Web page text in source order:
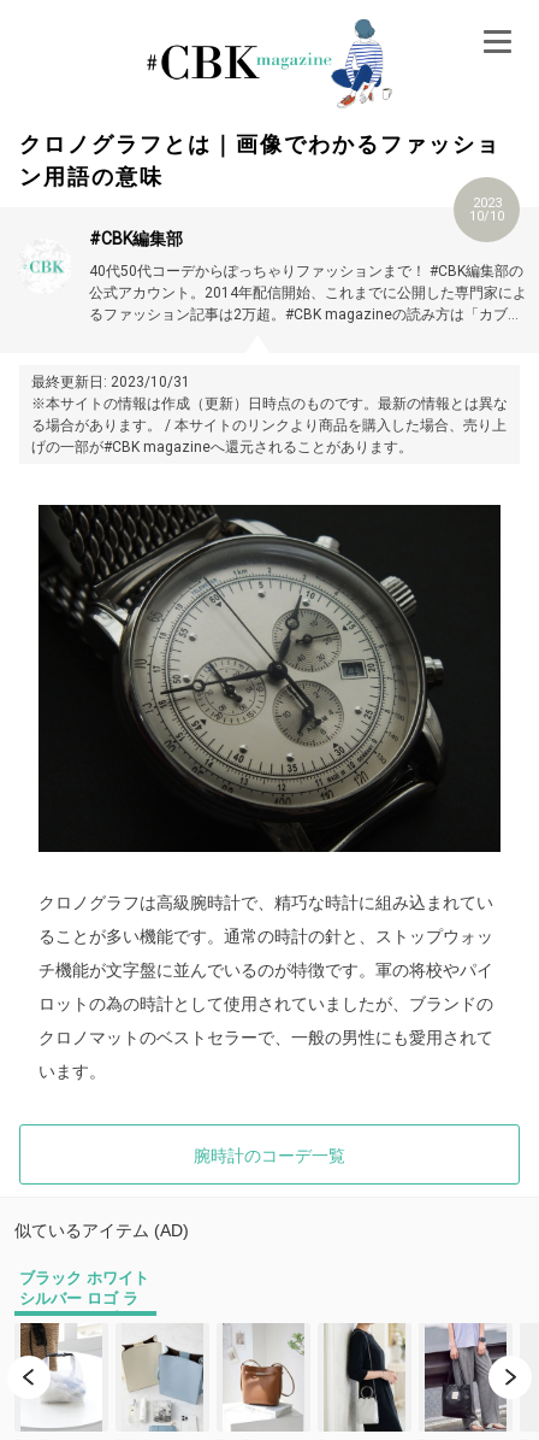
クロノグラフとは｜画像でわかるファッショ
ン用語の意味
2023
10/10
#CBK編集部
40代50代コーデからぽっちゃりファッションまで！ #CBK編集部の
公式アカウント。2014年配信開始、これまでに公開した専門家によ
るファッション記事は2万超。#CBK magazineの読み方は「カブキ
最終更新日: 2023/10/31
※本サイトの情報は作成（更新）日時点のものです。最新の情報とは異な
る場合があります。 / 本サイトのリンクより商品を購入した場合、売り上
げの一部が#CBK magazineへ還元されることがあります。
クロノグラフは高級腕時計で、精巧な時計に組み込まれてい
ることが多い機能です。通常の時計の針と、ストップウォッ
チ機能が文字盤に並んでいるのが特徴です。軍の将校やパイ
ロットの為の時計として使用されていましたが、ブランドの
クロノマットのベストセラーで、一般の男性にも愛用されて
います。
腕時計のコーデ一覧